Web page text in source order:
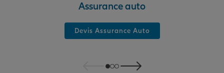
Assurance auto
Devis Assurance Auto